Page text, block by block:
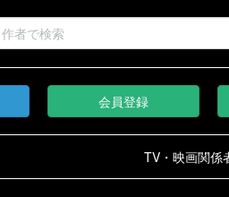
会員登録
TV・映画関係